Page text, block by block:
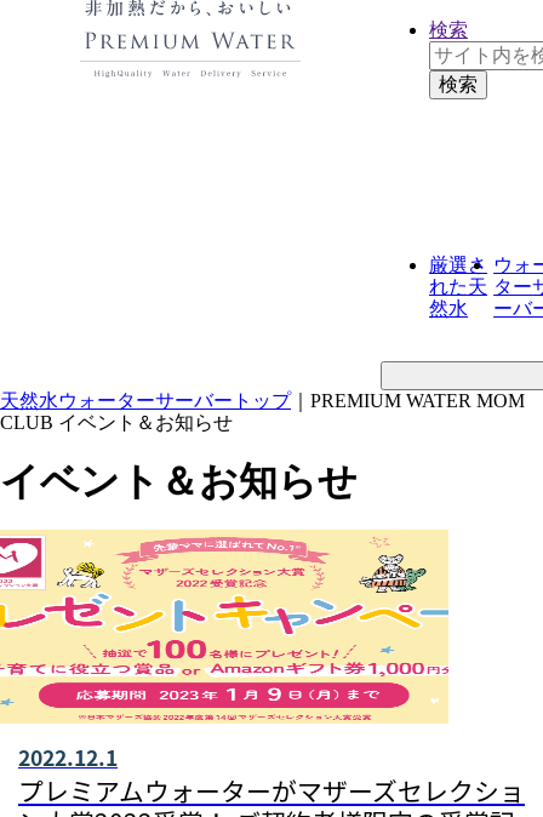
厳選さ
れた天
然水
ウォ
ター
ーバ
検索
天然水ウォーターサーバートップ｜ PREMIUM WATER MOM
CLUB イベント＆お知らせ
イベント＆お知らせ
2022.12.1
プレミアムウォーターがマザーズセレクショ